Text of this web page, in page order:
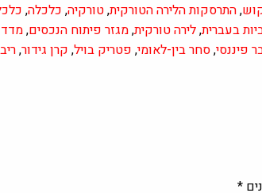
,התרסקות הלירה הטורקית,טורקיה, כלכלה,
בעברית,לירה טורקית,מגזר פיתוח הנכסים,
פיננסי,סחר בין-לאומי, פטריק בויל, קרן גידור,
*